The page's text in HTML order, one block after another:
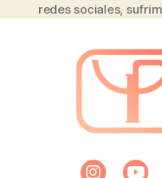
redes sociales,